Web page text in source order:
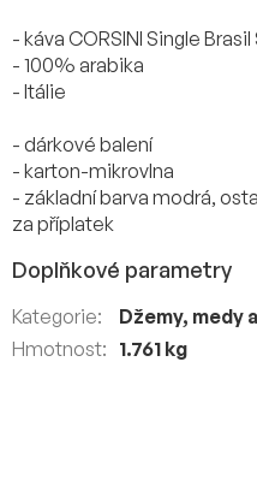
- káva CORSINI Single
- 100% arabika
- Itálie
- dárkové balení
- karton-mikrovlna
- základní barva modrá,
za příplatek
Doplňkové parametry
Kategorie:
Džemy, medy
Hmotnost: 1.761 kg